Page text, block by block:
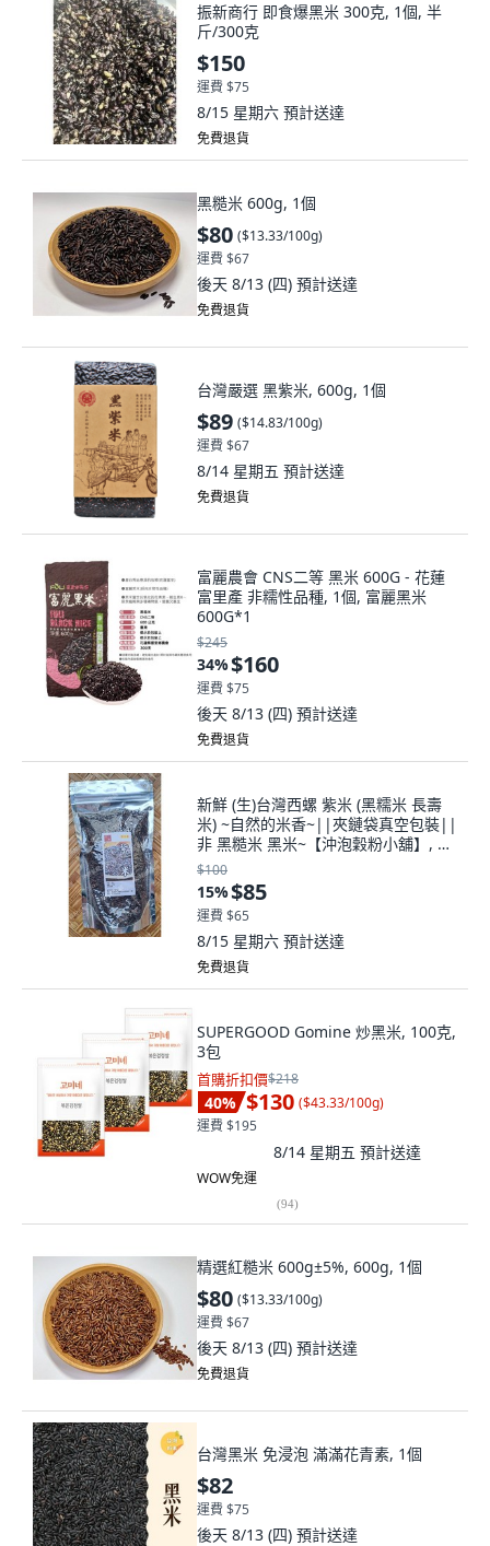
振新商行 即食爆黑米 300克, 1個, 半
斤/300克
$150
運費 $75
8/15 星期六 預計送達
免費退貨
黑糙米 600g, 1個
$80 ($13.33/100g)
運費 $67
後天 8/13 (四) 預計送達
免費退貨
台灣嚴選 黑紫米, 600g, 1個
$89 ($14.83/100g)
運費 $67
8/14 星期五 預計送達
免費退貨
富麗農會 CNS二等 黑米 600G - 花蓮
富里產 非糯性品種, 1個, 富麗黑米
600G*1
$245
34%$160
運費 $75
後天 8/13 (四) 預計送達
免費退貨
新鮮 (生)台灣西螺 紫米 (黑糯米 長壽
米) ~自然的米香~||夾鏈袋真空包裝||
非 黑糙米 黑米~【沖泡穀粉小舖】, 1
個, 600g 經濟裝
$100
15%$85
運費 $65
8/15 星期六 預計送達
免費退貨
SUPERGOOD Gomine 炒黑米, 100克,
3包
首購折扣價$218
40% $130 ($43.33/100g)
運費 $195
8/14 星期五 預計送達
WOW免運
(94)
精選紅糙米 600g±5%, 600g, 1個
$80 ($13.33/100g)
運費 $67
後天 8/13 (四) 預計送達
免費退貨
台灣黑米 免浸泡 滿滿花青素, 1個
$82
運費 $75
後天 8/13 (四) 預計送達